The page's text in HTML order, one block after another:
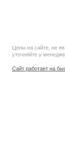
Цены на сайте, не
уточняйте у
Сайт работает на